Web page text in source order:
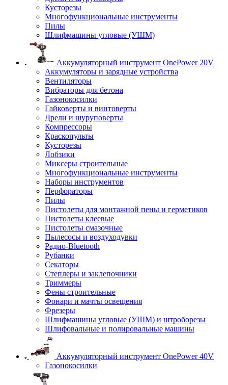
Кусторезы
Многофункциональные инструменты
Пилы
Шлифмашины угловые (УШМ)
Аккумуляторный инструмент OnePower 20V
Аккумуляторы и зарядные устройства
Вентиляторы
Вибраторы для бетона
Газонокосилки
Гайковерты и винтоверты
Дрели и шуруповерты
Компрессоры
Краскопульты
Кусторезы
Лобзики
Миксеры строительные
Многофункциональные инструменты
Наборы инструментов
Перфораторы
Пилы
Пистолеты для монтажной пены и герметиков
Пистолеты клеевые
Пистолеты смазочные
Пылесосы и воздуходувки
Радио-Bluetooth
Рубанки
Секаторы
Степлеры и заклепочники
Триммеры
Фены строительные
Фонари и мачты освещения
Фрезеры
Шлифмашины угловые (УШМ) и штроборезы
Шлифовальные и полировальные машины
Аккумуляторный инструмент OnePower 40V
Газонокосилки